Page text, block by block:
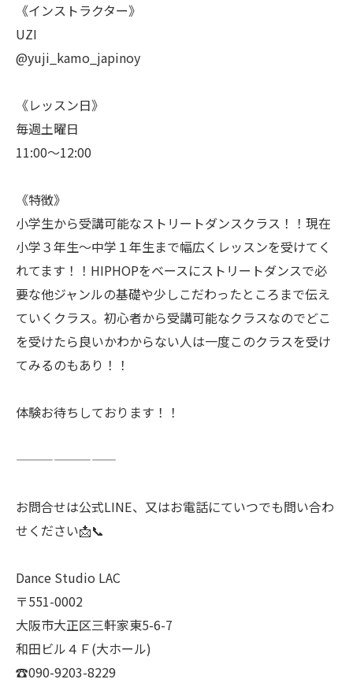
《インストラクター》
UZI
@yuji_kamo_japinoy
《レッスン日》
毎週土曜日
11:00〜12:00
《特徴》
小学生から受講可能なストリートダンスクラス！！現在
小学３年生〜中学１年生まで幅広くレッスンを受けてく
れてます！！HIPHOPをベースにストリートダンスで必
要な他ジャンルの基礎や少しこだわったところまで伝え
ていくクラス。初心者から受講可能なクラスなのでどこ
を受けたら良いかわからない人は一度このクラスを受け
てみるのもあり！！
体験お待ちしております！！
————————
お問合せは公式LINE、又はお電話にていつでも問い合わ
せください📩📞
Dance Studio LAC
〒551-0002
大阪市大正区三軒家東5-6-7
和田ビル４Ｆ(大ホール)
☎︎090-9203-8229